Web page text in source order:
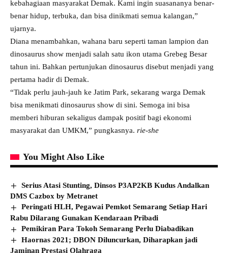
kebahagiaan masyarakat Demak. Kami ingin suasananya benar-
benar hidup, terbuka, dan bisa dinikmati semua kalangan,”
ujarnya.
Diana menambahkan, wahana baru seperti taman lampion dan
dinosaurus show menjadi salah satu ikon utama Grebeg Besar
tahun ini. Bahkan pertunjukan dinosaurus disebut menjadi yang
pertama hadir di Demak.
“Tidak perlu jauh-jauh ke Jatim Park, sekarang warga Demak
bisa menikmati dinosaurus show di sini. Semoga ini bisa
memberi hiburan sekaligus dampak positif bagi ekonomi
masyarakat dan UMKM,” pungkasnya. rie-she
You Might Also Like
Serius Atasi Stunting, Dinsos P3AP2KB Kudus Andalkan
DMS Cazbox by Metranet
Peringati HLH, Pegawai Pemkot Semarang Setiap Hari
Rabu Dilarang Gunakan Kendaraan Pribadi
Pemikiran Para Tokoh Semarang Perlu Diabadikan
Haornas 2021; DBON Diluncurkan, Diharapkan jadi
Jaminan Prestasi Olahraga